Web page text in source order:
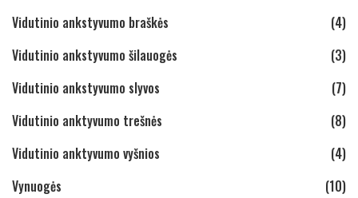
Vidutinio ankstyvumo braškės
(4)
Vidutinio ankstyvumo šilauogės
(3)
Vidutinio ankstyvumo slyvos
(7)
Vidutinio anktyvumo trešnės
(8)
Vidutinio anktyvumo vyšnios
(4)
Vynuogės
(10)